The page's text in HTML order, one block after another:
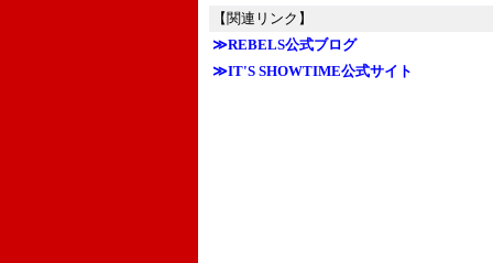
【関連リンク】
≫REBELS公式ブログ
≫IT'S SHOWTIME公式サイト